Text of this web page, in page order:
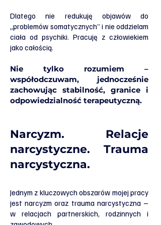
Dlatego nie redukuję objawów do
„problemów somatycznych” i nie oddzielam
ciała od psychiki. Pracuję z człowiekiem
jako całością.
Nie tylko rozumiem –
współodczuwam, jednocześnie
zachowując stabilność, granice i
odpowiedzialność terapeutyczną.
Narcyzm. Relacje
narcystyczne. Trauma
narcystyczna.
Jednym z kluczowych obszarów mojej pracy
jest narcyzm oraz trauma narcystyczna –
w relacjach partnerskich, rodzinnych i